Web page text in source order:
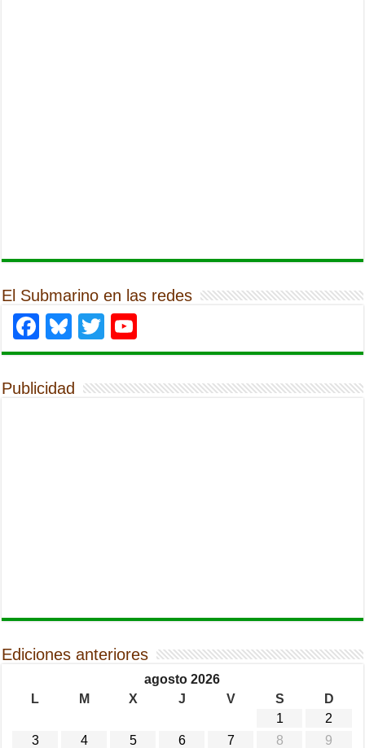
El Submarino en las redes
Facebook
Bluesky
Twitter
Publicidad
Ediciones anteriores
agosto 2026
L
M X J V S
D
1
2
3
4 5 6 7 8
9